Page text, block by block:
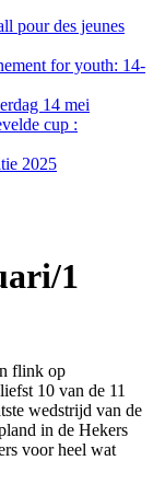
pour des jeunes
for youth: 14-
14 mei
cup :
2025
1
flink op
10 van de 11
wedstrijd van de
in de Hekers
voor heel wat